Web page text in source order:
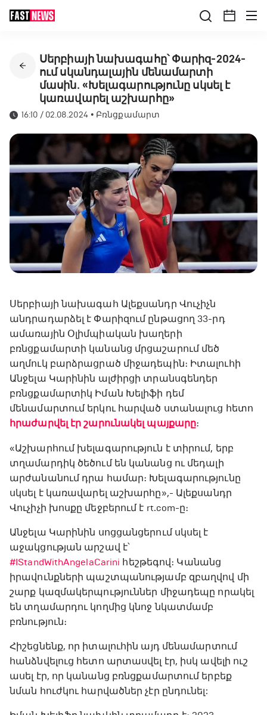
Սերբիայի նախագահը՝ Փարիզ-2024-
ում սկանդալային մենամարտի
մասին․ «Խելագարությունը սկսել է
կառավարել աշխարհը»
16:10 / 02.08.2024 • Բռնցքամարտ
Սերբիայի նախագահ Ալեքսանդր Վուչիչն
անդրադարձել է Փարիզում ընթացող 33-րդ
ամառային Օլիմպիական խաղերի
բռնցքամարտի կանանց մրցաշարում մեծ
աղմուկ բարձրացրած միջադեպին։ Իտալուհի
Անջելա Կարինին ալժիրցի տրանսգենդեր
բռնցքամարտիկ Իման Խելիֆի դեմ
մենամարտում երկու հարված ստանալուց հետո
հրաժարվել էր շարունակել պայքարը։
«Աշխարհում խելագարություն է տիրում, երբ
տղամարդիկ ծեծում են կանանց ու մեդալի
արժանանում դրա համար։ Խելագարությունը
սկսել է կառավարել աշխարհը»,- Ալեքսանդր
Վուչիչի խոսքը մեջբերում է rt.com-ը։
Անջելա Կարինին սոցցանցերում սկսել է
աջակցության արշավ է՝
#IStandWithAngelaCarini հեշթեգով։ Կանանց
իրավունքների պաշտպանությամբ զբաղվով մի
շարք կազմակերպություններ միջադեպը որակել
են տղամարդու կողմից կնոջ նկատմամբ
բռնություն։
Հիշեցնենք, որ իտալուհին այդ մենամարտում
հանձնվելուց հետո արտասվել էր, իսկ ավելի ուշ
ասել էր, որ կանանց բռնցքամարտում երբեք
նման հուժկու հարվածներ չէր ընդունել: